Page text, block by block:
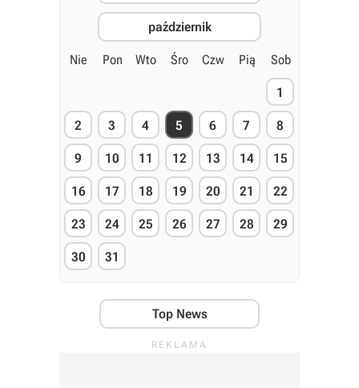
październik
Nie Pon Wto Śro Czw Pią Sob
1
2 3 4 5 6 7 8
9 10 11 12 13 14 15
16 17 18 19 20 21 22
23 24 25 26 27 28 29
30 31
Top News